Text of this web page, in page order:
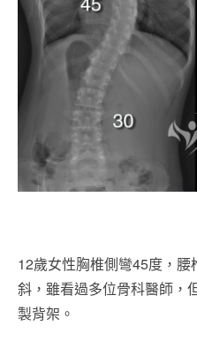
12歲女性胸椎側彎45度，
斜，雖看過多位骨科醫師，
製背架。